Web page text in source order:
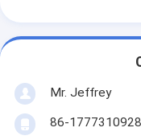
Mr. Jeffrey
86-